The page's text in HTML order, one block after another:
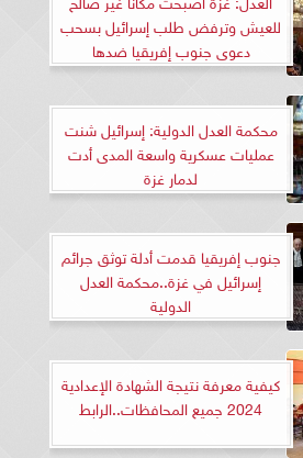
للعيش وترفض طلب إسرائيل بسحب
دعوى جنوب إفريقيا ضدها
محكمة العدل الدولية: إسرائيل شنت
عمليات عسكرية واسعة المدى أدت
لدمار غزة
جنوب إفريقيا قدمت أدلة توثق جرائم
إسرائيل في غزة..محكمة العدل
الدولية
كيفية معرفة نتيجة الشهادة الإعدادية
2024 جميع المحافظات..الرابط